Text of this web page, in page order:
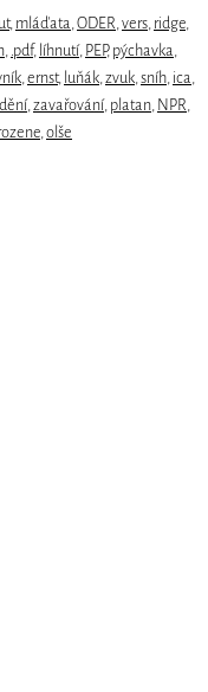
, mláďata,ODER,vers, ridge,
, .pdf, líhnutí, PEP, pýchavka,
,ernst, luňák,zvuk,sníh, ica,
,zavařování, platan, NPR,
,olše